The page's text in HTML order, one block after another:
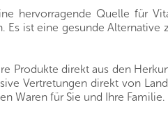
hervorragende Quelle für
Es ist eine gesunde
Produkte direkt aus den
Vertretungen direkt von
Waren für Sie und Ihre Familie.